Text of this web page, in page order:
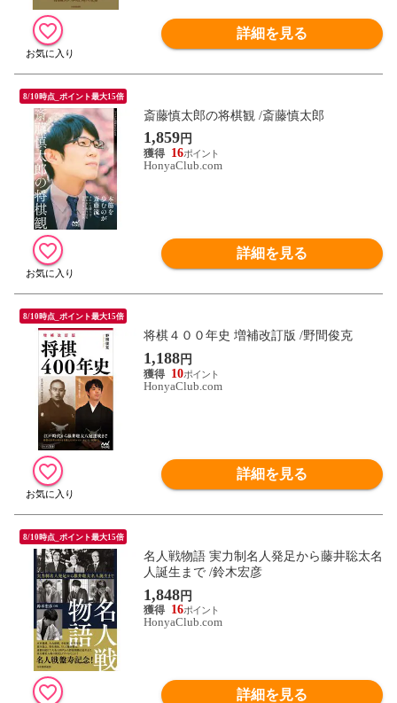
詳細を見る
8/10時点_ポイント最大15倍
斎藤慎太郎の将棋観 /斎藤慎太郎
1,859円
16
HonyaClub.com
詳細を見る
8/10時点_ポイント最大15倍
将棋４００年史 増補改訂版 /野間俊克
1,188円
10
HonyaClub.com
詳細を見る
8/10時点_ポイント最大15倍
名人戦物語 実力制名人発足から藤井聡太名
人誕生まで /鈴木宏彦
1,848円
16
HonyaClub.com
詳細を見る